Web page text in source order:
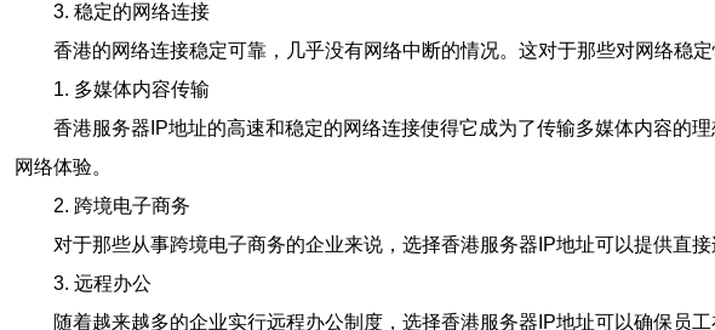
3. 稳定的网络连接
香港的网络连接稳定可靠，几乎没有网络中断的情况。这对于那些对网络稳
1. 多媒体内容传输
香港服务器IP地址的高速和稳定的网络连接使得它成为了传输多媒体内容的
网络体验。
2. 跨境电子商务
对于那些从事跨境电子商务的企业来说，选择香港服务器IP地址可以提供直
3. 远程办公
随着越来越多的企业实行远程办公制度，选择香港服务器IP地址可以确保员